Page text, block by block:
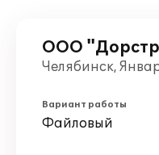
ООО
Челябинск,
Вариант работы
Файловый